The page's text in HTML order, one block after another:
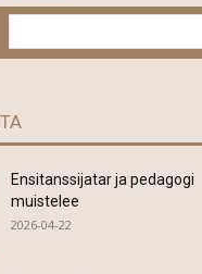
Ensitanssijatar ja pedagogi
muistelee
2026-04-22